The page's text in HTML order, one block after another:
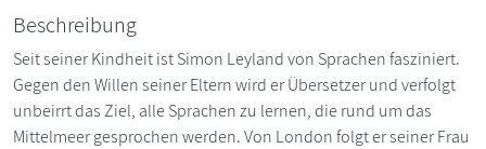
Beschreibung
Seit seiner Kindheit ist Simon Leyland von Sprachen fasziniert.
Gegen den Willen seiner Eltern wird er Übersetzer und verfolgt
unbeirrt das Ziel, alle Sprachen zu lernen, die rund um das
Mittelmeer gesprochen werden. Von London folgt er seiner Frau